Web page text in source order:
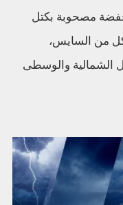
مصحوبة بكتل
كل من السايس،
الشمالية والوسطى